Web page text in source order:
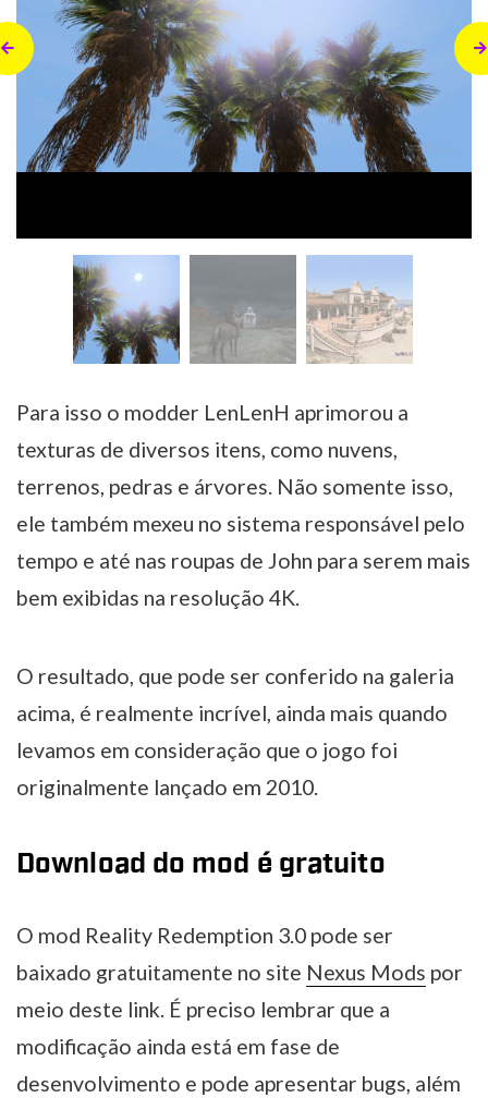
Para isso o modder LenLenH aprimorou a
texturas de diversos itens, como nuvens,
terrenos, pedras e árvores. Não somente isso,
ele também mexeu no sistema responsável pelo
tempo e até nas roupas de John para serem mais
bem exibidas na resolução 4K.
O resultado, que pode ser conferido na galeria
acima, é realmente incrível, ainda mais quando
levamos em consideração que o jogo foi
originalmente lançado em 2010.
Download do mod é gratuito
O mod Reality Redemption 3.0 pode ser
baixado gratuitamente no site Nexus Mods por
meio deste link. É preciso lembrar que a
modificação ainda está em fase de
desenvolvimento e pode apresentar bugs, além